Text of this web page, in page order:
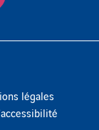
légales